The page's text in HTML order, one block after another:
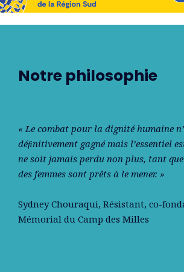
Notre philosophie
« Le combat pour la dignité humaine
déﬁnitivement gagné mais l’essentiel
ne soit jamais perdu non plus, tant que
des femmes sont prêts à le mener. »
Sydney Chouraqui, Résistant, co-
Mémorial du Camp des Milles